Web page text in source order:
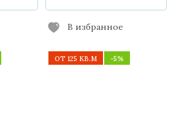
В избранное
ОТ 125 КВ.М -5%